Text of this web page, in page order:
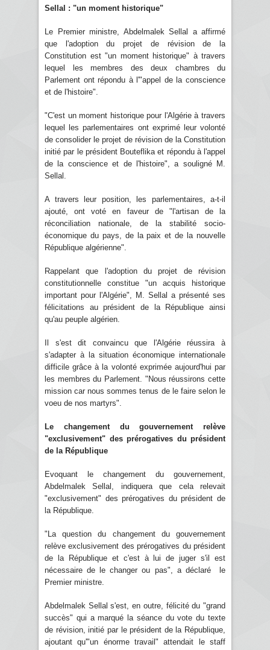
Sellal : "un moment historique"
Le Premier ministre, Abdelmalek Sellal a affirmé
que l'adoption du projet de révision de la
Constitution est "un moment historique" à travers
lequel les membres des deux chambres du
Parlement ont répondu à l'"appel de la conscience
et de l'histoire".
"C'est un moment historique pour l'Algérie à travers
lequel les parlementaires ont exprimé leur volonté
de consolider le projet de révision de la Constitution
initié par le président Bouteflika et répondu à l'appel
de la conscience et de l'histoire", a souligné M.
Sellal.
A travers leur position, les parlementaires, a-t-il
ajouté, ont voté en faveur de "l'artisan de la
réconciliation nationale, de la stabilité socio-
économique du pays, de la paix et de la nouvelle
République algérienne".
Rappelant que l'adoption du projet de révision
constitutionnelle constitue "un acquis historique
important pour l'Algérie", M. Sellal a présenté ses
félicitations au président de la République ainsi
qu'au peuple algérien.
Il s'est dit convaincu que l'Algérie réussira à
s'adapter à la situation économique internationale
difficile grâce à la volonté exprimée aujourd'hui par
les membres du Parlement. "Nous réussirons cette
mission car nous sommes tenus de le faire selon le
voeu de nos martyrs".
Le changement du gouvernement relève
"exclusivement" des prérogatives du président
de la République
Evoquant le changement du gouvernement,
Abdelmalek Sellal, indiquera que cela relevait
"exclusivement" des prérogatives du président de
la République.
"La question du changement du gouvernement
relève exclusivement des prérogatives du président
de la République et c'est à lui de juger s'il est
nécessaire de le changer ou pas", a déclaré le
Premier ministre.
Abdelmalek Sellal s'est, en outre, félicité du "grand
succès" qui a marqué la séance du vote du texte
de révision, initié par le président de la République,
ajoutant qu'"un énorme travail" attendait le staff